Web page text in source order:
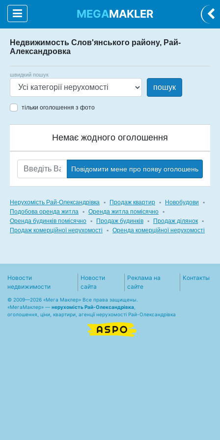
MEGAMAKLER
Недвижимость Слов'янського району, Рай-
Александровка
швидкий пошук
пошук
тільки оголошення з фото
Немає жодного оголошення
Повідомити мене про появу оголошень
Нерухомість Рай-Олександрівка ▪ Продаж квартир ▪ Новобудови
▪
Подобова оренда житла ▪ Оренда житла помісячно ▪
Оренда будинків помісячно ▪ Продаж будинків ▪ Продаж ділянок ▪
Продаж комерційної нерухомості
▪ Оренда комерційної нерухомості
Новости
недвижимости
Новости
сайта
Реклама на
сайте
Контакты
© 2009—2026 «Мега Маклер» Все права защищены.
«МегаМаклер» — нерухомість Рай-Олександрівка
оголошення, ціни, квартири, агенції нерухомості Рай-Олександрівка